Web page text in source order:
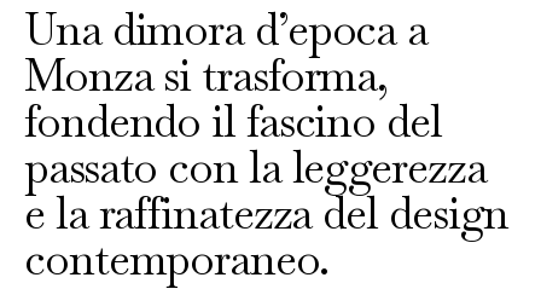
Una dimora d’epoca a
Monza si trasforma,
fondendo il fascino del
passato con la leggerezza
e la raffinatezza del design
contemporaneo.